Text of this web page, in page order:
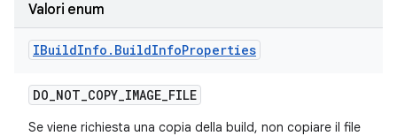
Valori enum
IBuildInfo . BuildInfoProperties
DO_NOT_COPY_IMAGE_FILE
Se viene richiesta una copia della build, non copiare il file